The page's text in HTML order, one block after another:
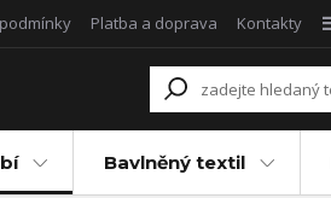
Platba a doprava Kontakty
Bavlněný textil